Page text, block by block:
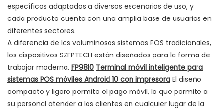
específicos adaptados a diversos escenarios de uso, y
cada producto cuenta con una amplia base de usuarios en
diferentes sectores.
A diferencia de los voluminosos sistemas POS tradicionales,
los dispositivos SZFPTECH están diseñados para la forma de
trabajar moderna. FP9810 Terminal móvil inteligente para
sistemas POS móviles Android 10 con impresora El diseño
compacto y ligero permite el pago móvil, lo que permite a
su personal atender a los clientes en cualquier lugar de la